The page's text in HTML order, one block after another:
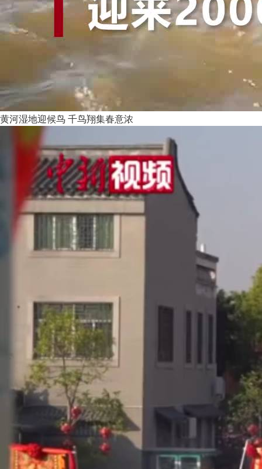
黄河湿地迎候鸟 千鸟翔集春意浓